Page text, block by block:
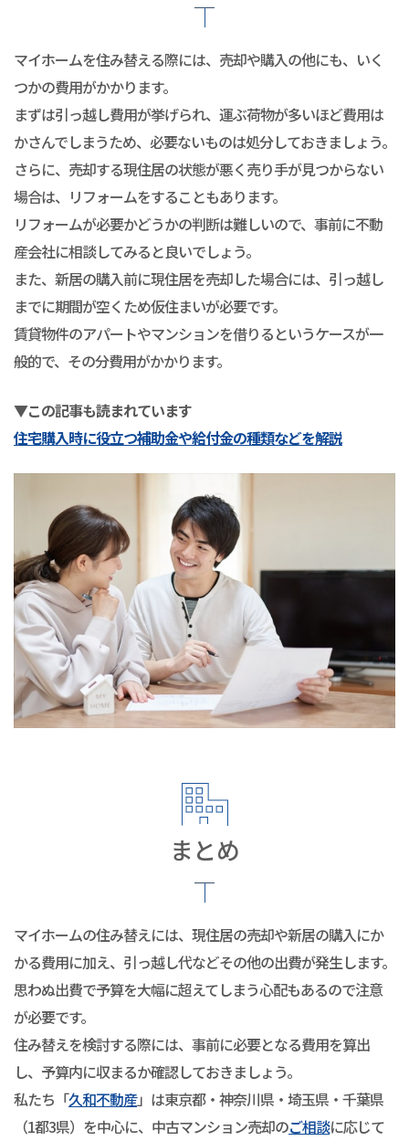
マイホームを住み替える際には、売却や購入の他にも、いく
つかの費用がかかります。
まずは引っ越し費用が挙げられ、運ぶ荷物が多いほど費用は
かさんでしまうため、必要ないものは処分しておきましょう。
さらに、売却する現住居の状態が悪く売り手が見つからない
場合は、リフォームをすることもあります。
リフォームが必要かどうかの判断は難しいので、事前に不動
産会社に相談してみると良いでしょう。
また、新居の購入前に現住居を売却した場合には、引っ越し
までに期間が空くため仮住まいが必要です。
賃貸物件のアパートやマンションを借りるというケースが一
般的で、その分費用がかかります。
▼この記事も読まれています
住宅購入時に役立つ補助金や給付金の種類などを解説
まとめ
マイホームの住み替えには、現住居の売却や新居の購入にか
かる費用に加え、引っ越し代などその他の出費が発生します。
思わぬ出費で予算を大幅に超えてしまう心配もあるので注意
が必要です。
住み替えを検討する際には、事前に必要となる費用を算出
し、予算内に収まるか確認しておきましょう。
私たち「久和不動産」は東京都・神奈川県・埼玉県・千葉県
（1都3県）を中心に、中古マンション売却のご相談に応じて